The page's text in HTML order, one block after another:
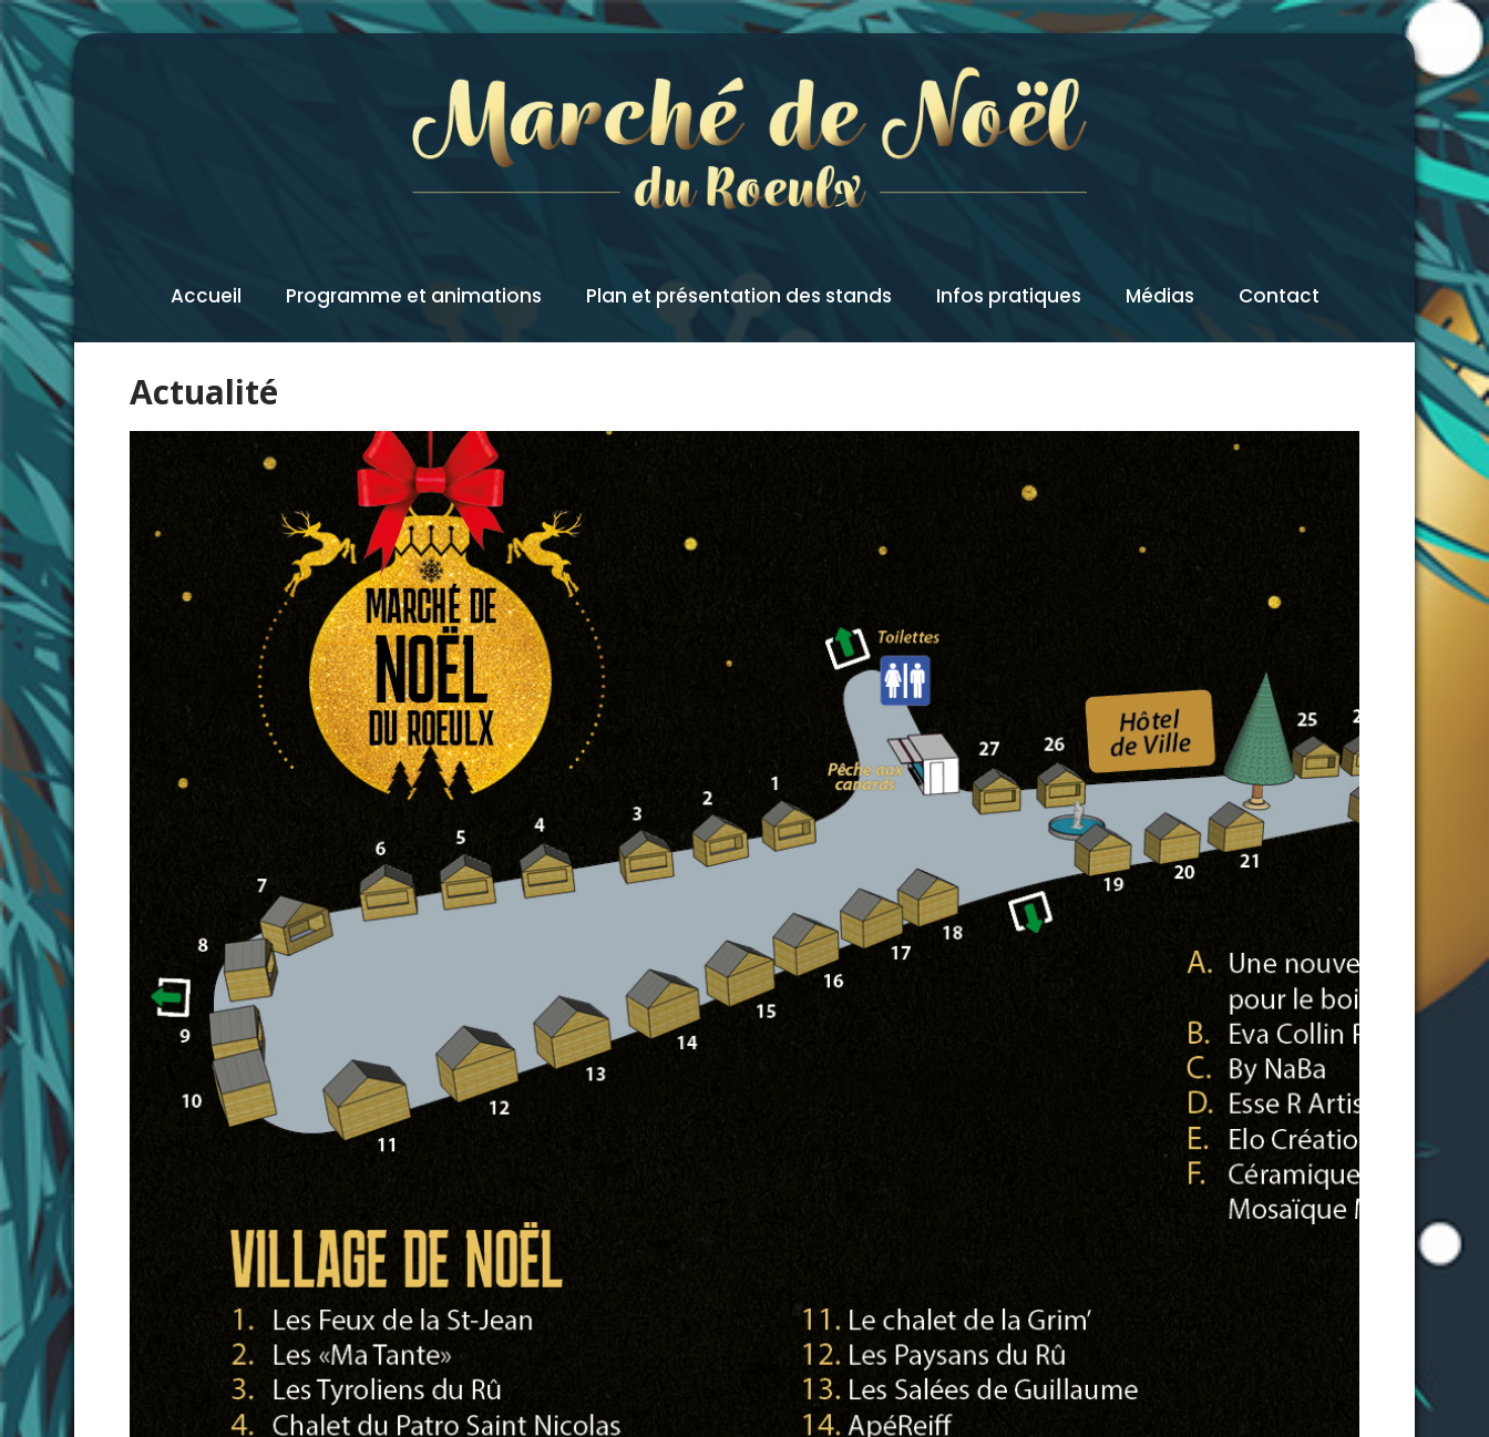
Accueil Programme et animations Plan et présentation des stands Infos pratiques Médias Contact
Actualité